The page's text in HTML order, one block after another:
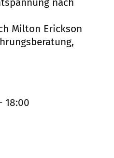
Milton Erickson
18:00